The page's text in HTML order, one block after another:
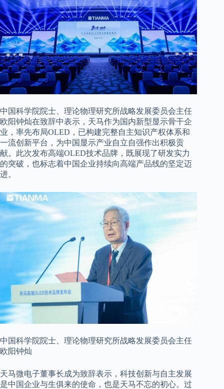
中国科学院院士、理论物理研究所战略发展委员会主任
欧阳钟灿在致辞中表示，天马作为国内新型显示骨干企
业，率先布局OLED，已构建完整自主知识产权体系和
一流创新平台，为中国显示产业自立自强作出积极贡
献。此次发布高端OLED技术品牌，既展现了研发实力
的突破，也标志着中国企业持续向高端产品线的坚定迈
进。
中国科学院院士、理论物理研究所战略发展委员会主任
欧阳钟灿
天马微电子董事长成为致辞表示，科技创新与自主发展
是中国企业与生俱来的使命，也是天马不忘的初心。过